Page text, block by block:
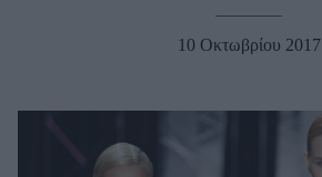
Beauty News
10 Οκτωβρίου 2017